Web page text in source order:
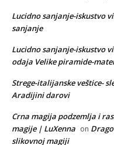
Lucidno sanjanje-iskustvo
sanjanje
Lucidno sanjanje-iskustvo
odaja Velike piramide-
Strege-italijanske veštice-
Aradijini darovi
Crna magija podzemlja i
magije | LuXenna on
slikovnoj magiji